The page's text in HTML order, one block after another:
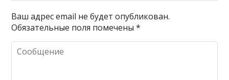
Ваш адрес email не будет опубликован.
Обязательные поля помечены*